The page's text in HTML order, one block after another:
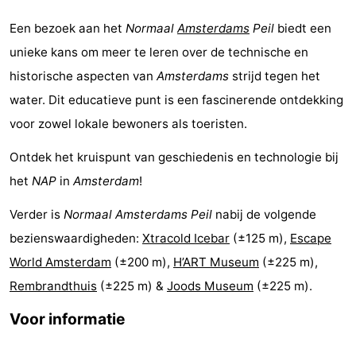
toeristen
adressen
Weer
Contact
Een bezoek aan het Normaal Amsterdams Peil biedt een
unieke kans om meer te leren over de technische en
historische aspecten van Amsterdams strijd tegen het
water. Dit educatieve punt is een fascinerende ontdekking
voor zowel lokale bewoners als toeristen.
Ontdek het kruispunt van geschiedenis en technologie bij
het NAP in Amsterdam!
Verder is Normaal Amsterdams Peil nabij de volgende
bezienswaardigheden: Xtracold Icebar (±125 m), Escape
World Amsterdam (±200 m), H’ART Museum (±225 m),
Rembrandthuis (±225 m) & Joods Museum (±225 m).
Voor informatie